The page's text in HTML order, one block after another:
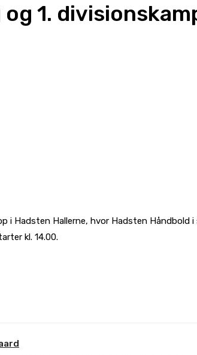
1.
i Hadsten Hallerne, hvor Hadsten Håndbold
kl. 14.00.